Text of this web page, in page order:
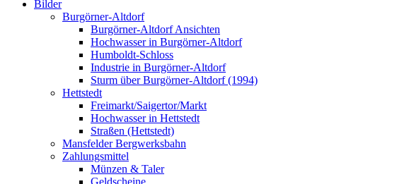
Bilder
Burgörner-Altdorf
Burgörner-Altdorf Ansichten
Hochwasser in Burgörner-Altdorf
Humboldt-Schloss
Industrie in Burgörner-Altdorf
Sturm über Burgörner-Altdorf (1994)
Hettstedt
Freimarkt/Saigertor/Markt
Hochwasser in Hettstedt
Straßen (Hettstedt)
Mansfelder Bergwerksbahn
Zahlungsmittel
Münzen & Taler
Geldscheine